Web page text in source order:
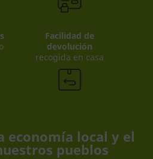
Facilidad de
devolución
recogida en casa
economía local y el
pueblos